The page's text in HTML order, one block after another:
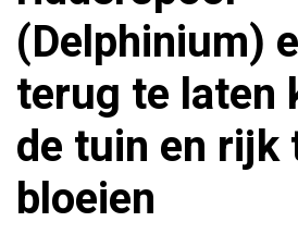
(Delphinium)
terug te laten
de tuin en rijk
bloeien